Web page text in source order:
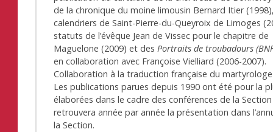
de la chronique du moine limousin Bernard Itier
calendriers de Saint-Pierre-du-Queyroix de Limoges
statuts de l’évêque Jean de Vissec pour le chapitre de
Maguelone (2009) et desPortraits de troubadours
en collaboration avec Françoise Vielliard (2006-2007).
Collaboration à la traduction française du
Les publications parues depuis 1990 ont été pour la
élaborées dans le cadre des conférences de la
retrouvera année par année la présentation dans
la Section.